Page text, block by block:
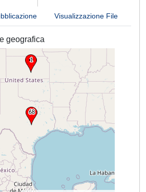
Visualizzazione File
geografica